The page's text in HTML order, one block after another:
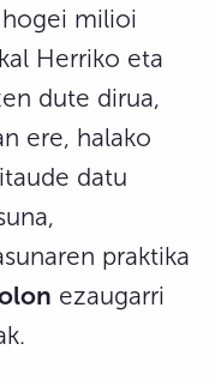
milioi
Herriko eta
dute dirua,
ere, halako
datu
praktika
ezaugarri